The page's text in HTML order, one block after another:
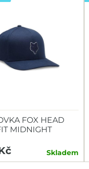
FOX HEAD
MIDNIGHT
Skladem